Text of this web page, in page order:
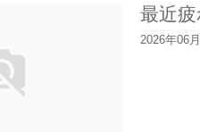
最近
2026年06